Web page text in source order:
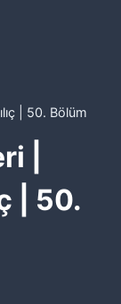
| 50. Bölüm
|
| 50.